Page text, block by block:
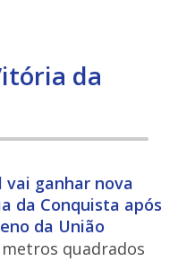
da
vai ganhar nova
da Conquista após
da União
quadrados